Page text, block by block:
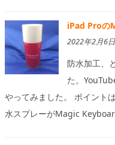
iPad Proの
2022年2月6
防水加工、
た。
やってみました。 ポイント
水スプレーがMagic